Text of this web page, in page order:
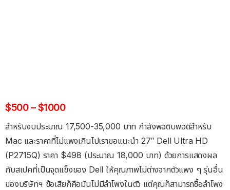
$500 – $1000
สำหรับงบประมาณ 17,500-35,000 บาท กำลังพอดิบพอดีสำหรับ
Mac และราคาที่ไม่แพงเกินไปเราขอแนะนำ 27″ Dell Ultra HD
(P2715Q) ราคา $498 (ประมาณ 18,000 บาท) ด้วยการแสดงผล
กับสเปคที่เป็นจุดแข็งของ Dell ให้คุณภาพไม่ต่างจากตัวแพง ๆ รุ่นอื่น
ของบริษัทฯ ข้อเสียก็คือมันไม่มีลำโพงในตัว แต่คุณก็สามารถซื้อลำโพง